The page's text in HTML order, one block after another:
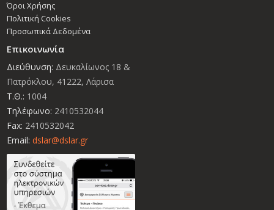
Όροι Χρήσης
Πολιτική Cookies
Προσωπικά Δεδομένα
Επικοινωνία
Διεύθυνση: Δευκαλίωνος 18 &
Πατρόκλου, 41222, Λάρισα
Τ.Θ.: 1004
Τηλέφωνο: 2410532044
Fax: 2410532042
Email: dslar@dslar.gr